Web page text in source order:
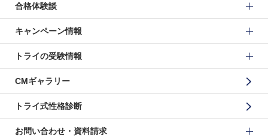
合格体験談
キャンペーン情報
トライの受験情報
CMギャラリー
トライ式性格診断
お問い合わせ・資料請求